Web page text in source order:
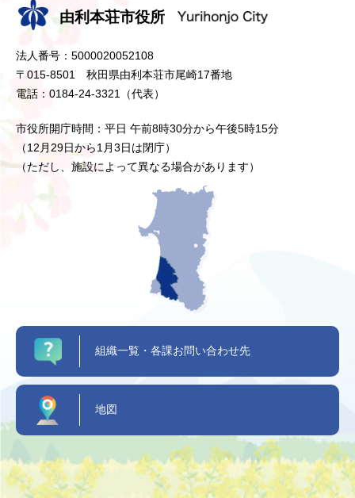
由利本荘市役所
法人番号：5000020052108
〒015-8501 秋田県由利本荘市尾崎17番地
電話：0184-24-3321（代表）
市役所開庁時間：平日 午前8時30分から午後5時15分
（12月29日から1月3日は閉庁）
（ただし、施設によって異なる場合があります）
組織一覧・各課お問い合わせ先
地図